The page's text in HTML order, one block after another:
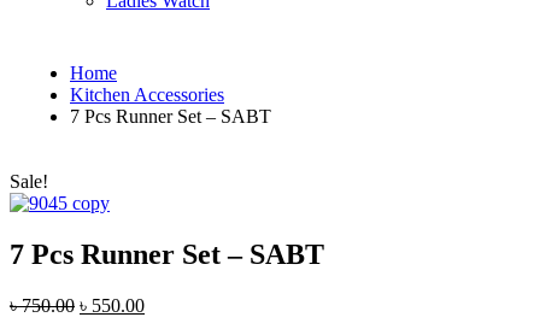
Home
Kitchen Accessories
7 Pcs Runner Set – SABT
Sale!
7 Pcs Runner Set – SABT
৳750.00 ৳ 550.00